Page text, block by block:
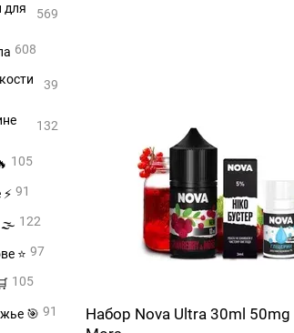
Набор Nova Ultra 30ml 50mg
для
569
608
39
132
105
91
🌫️ 122
⭐ 97
105
🎯 91